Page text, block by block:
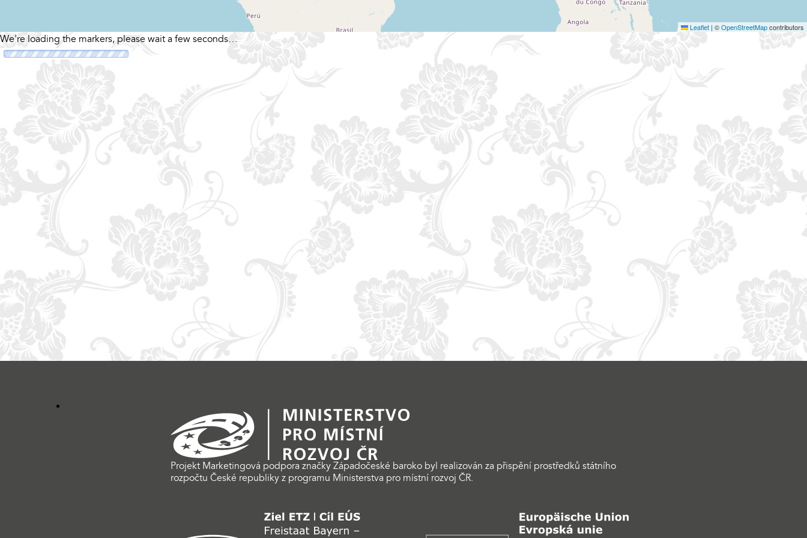
Leaflet | ©OpenStreetMapcontributors
We're loading the markers, please wait a few seconds…
Projekt Marketingová podpora značky Západočeské baroko byl realizován za přispění prostředků státního
rozpočtu České republiky z programu Ministerstva pro místní rozvoj ČR.